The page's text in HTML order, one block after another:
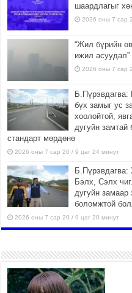
шаардлагыг
2026 оны 7 сар
“Жил бүрийн
ижил асуудал”
2026 оны 7 сар
Б.Пүрэвдагва:
бүх замыг ус
хоолойтой,
дугуйн замтай
стандарт мөрдөнө
2026 оны 7 сар 20 / 9 цаг 24 минут
Б.Пүрэвдагва:
Бэлх, Сэлх
дугуйн замаар
боломжтой
2026 оны 7 сар 20 / 9 цаг 20 минут
шугам
хувьтай
2026 оны 7 сар 20 / 9 цаг 14 минут